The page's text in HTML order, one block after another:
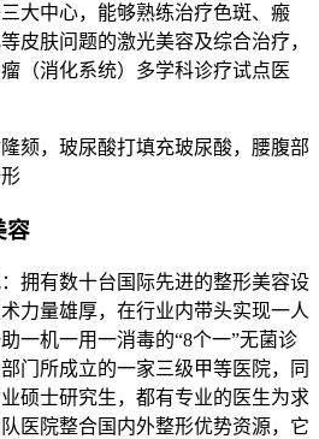
大中心，能够熟练治疗色斑、瘢
皮肤问题的激光美容及综合治疗，
（消化系统）多学科诊疗试点医
颏，玻尿酸打填充玻尿酸，腰腹部
容
拥有数十台国际先进的整形美容设
力量雄厚，在行业内带头实现一人
一机一用一消毒的“8个一”无菌诊
门所成立的一家三级甲等医院，同
硕士研究生，都有专业的医生为求
医院整合国内外整形优势资源，它